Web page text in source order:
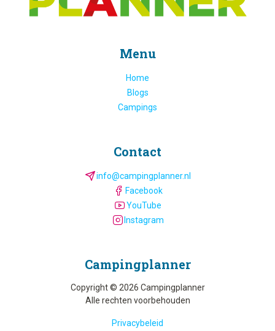
Menu
Home
Blogs
Campings
Contact
info@campingplanner.nl
Facebook
YouTube
Instagram
Camping­planner
Copyright © 2026 Campingplanner
Alle rechten voorbehouden
Privacybeleid